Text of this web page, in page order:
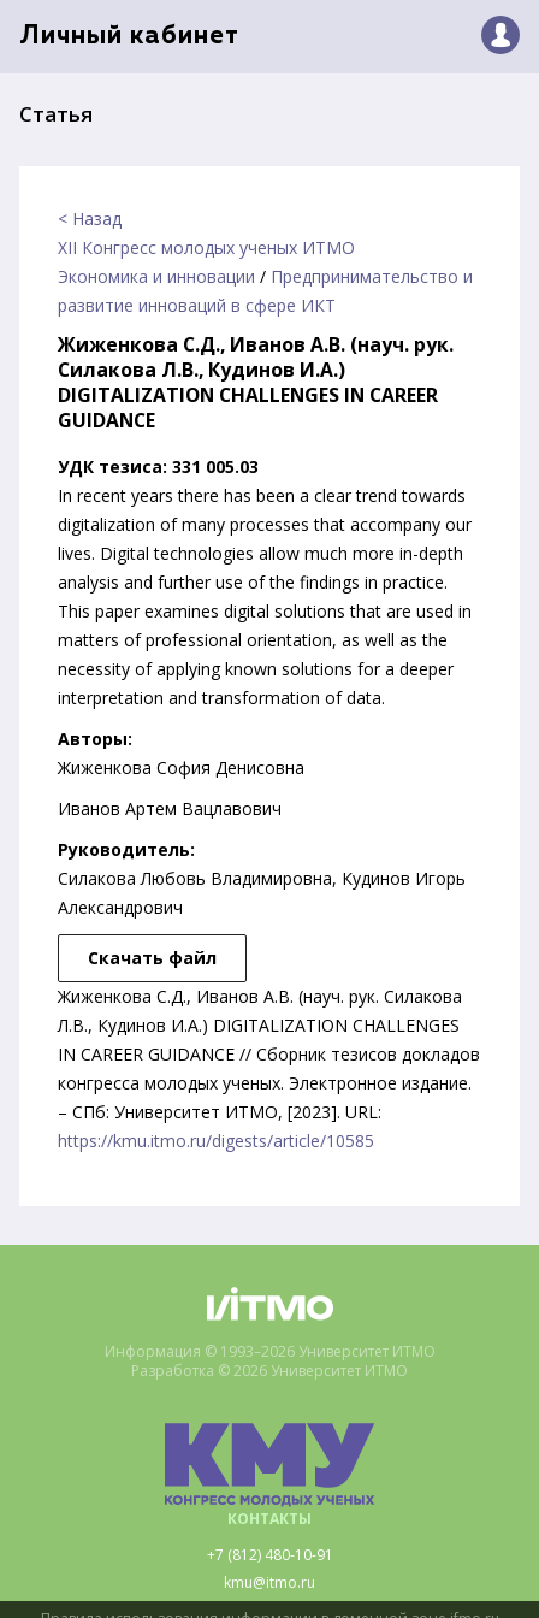
Личный кабинет
Статья
< Назад
XII Конгресс молодых ученых ИТМО
Экономика и инновации / Предпринимательство и
развитие инноваций в сфере ИКТ
Жиженкова С.Д., Иванов А.В. (науч. рук.
Силакова Л.В., Кудинов И.А.)
DIGITALIZATION CHALLENGES IN CAREER
GUIDANCE
УДК тезиса: 331 005.03
In recent years there has been a clear trend towards
digitalization of many processes that accompany our
lives. Digital technologies allow much more in-depth
analysis and further use of the findings in practice.
This paper examines digital solutions that are used in
matters of professional orientation, as well as the
necessity of applying known solutions for a deeper
interpretation and transformation of data.
Авторы:
Жиженкова София Денисовна
Иванов Артем Вацлавович
Руководитель:
Силакова Любовь Владимировна, Кудинов Игорь
Александрович
Скачать файл
Жиженкова С.Д., Иванов А.В. (науч. рук. Силакова
Л.В., Кудинов И.А.) DIGITALIZATION CHALLENGES
IN CAREER GUIDANCE // Сборник тезисов докладов
конгресса молодых ученых. Электронное издание.
– СПб: Университет ИТМО, [2023]. URL:
https://kmu.itmo.ru/digests/article/10585
Информация © 1993–2026 Университет ИТМО
Разработка © 2026 Университет ИТМО
КОНТАКТЫ
+7 (812) 480-10-91
kmu@itmo.ru